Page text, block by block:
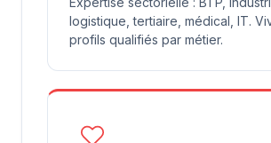
logistique, tertiaire, médical, IT.
profils qualifiés par métier.